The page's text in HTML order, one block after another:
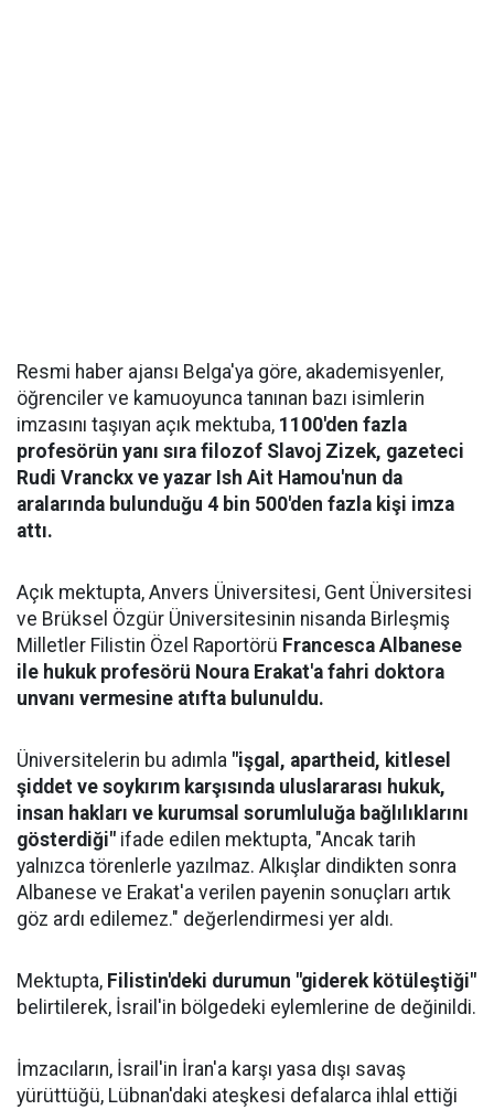
Resmi haber ajansı Belga'ya göre, akademisyenler,
öğrenciler ve kamuoyunca tanınan bazı isimlerin
imzasını taşıyan açık mektuba, 1100'den fazla
profesörün yanı sıra filozof Slavoj Zizek, gazeteci
Rudi Vranckx ve yazar Ish Ait Hamou'nun da
aralarında bulunduğu 4 bin 500'den fazla kişi imza
attı.
Açık mektupta, Anvers Üniversitesi, Gent Üniversitesi
ve Brüksel Özgür Üniversitesinin nisanda Birleşmiş
Milletler Filistin Özel Raportörü Francesca Albanese
ile hukuk profesörü Noura Erakat'a fahri doktora
unvanı vermesine atıfta bulunuldu.
Üniversitelerin bu adımla "işgal, apartheid, kitlesel
şiddet ve soykırım karşısında uluslararası hukuk,
insan hakları ve kurumsal sorumluluğa bağlılıklarını
gösterdiği" ifade edilen mektupta, "Ancak tarih
yalnızca törenlerle yazılmaz. Alkışlar dindikten sonra
Albanese ve Erakat'a verilen payenin sonuçları artık
göz ardı edilemez." değerlendirmesi yer aldı.
Mektupta, Filistin'deki durumun "giderek kötüleştiği"
belirtilerek, İsrail'in bölgedeki eylemlerine de değinildi.
İmzacıların, İsrail'in İran'a karşı yasa dışı savaş
yürüttüğü, Lübnan'daki ateşkesi defalarca ihlal ettiği